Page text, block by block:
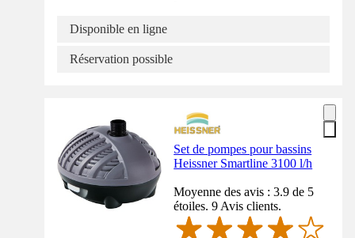
Disponible en ligne
Réservation possible
Set de pompes pour bassins
Heissner Smartline 3100 l/h
Moyenne des avis : 3.9 de 5
étoiles. 9 Avis clients.